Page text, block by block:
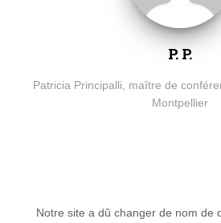
P. P.
Patricia Principalli, maître de
Montpellier
Notre site a dû changer de nom de